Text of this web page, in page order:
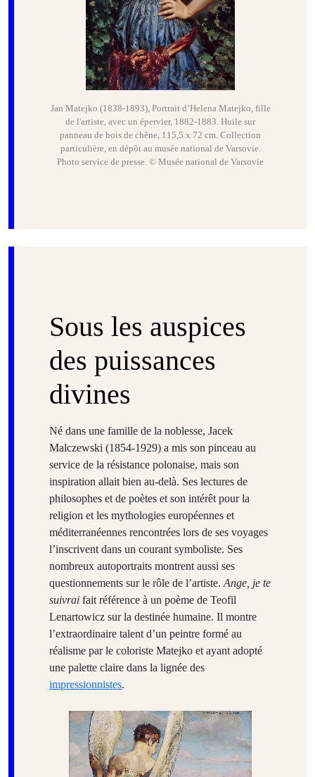
Jan Matejko (1838-1893), Portrait d’Helena Matejko, fille
de l'artiste, avec un épervier, 1882-1883. Huile sur
panneau de bois de chêne, 115,5 x 72 cm. Collection
particulière, en dépôt au musée national de Varsovie.
Photo service de presse. © Musée national de Varsovie
Sous les auspices
des puissances
divines
Né dans une famille de la noblesse, Jacek
Malczewski (1854-1929) a mis son pinceau au
service de la résistance polonaise, mais son
inspiration allait bien au-delà. Ses lectures de
philosophes et de poètes et son intérêt pour la
religion et les mythologies européennes et
méditerranéennes rencontrées lors de ses voyages
l’inscrivent dans un courant symboliste. Ses
nombreux autoportraits montrent aussi ses
questionnements sur le rôle de l’artiste. Ange, je te
suivrai fait référence à un poème de Teofil
Lenartowicz sur la destinée humaine. Il montre
l’extraordinaire talent d’un peintre formé au
réalisme par le coloriste Matejko et ayant adopté
une palette claire dans la lignée des
impressionnistes.